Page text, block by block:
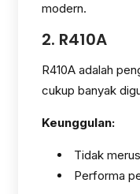
modern.
2. R410A
R410A adalah
cukup banyak
Keunggulan:
Tidak
Performa